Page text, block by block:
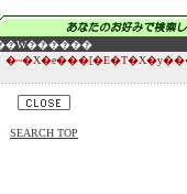
�W������
SEARCH TOP